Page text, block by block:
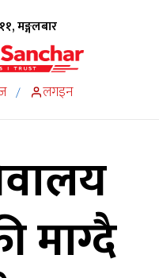
मङ्गलबार
/ लगइन
माग्दै